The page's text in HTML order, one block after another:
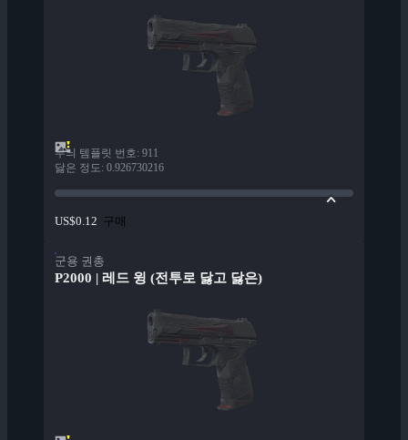
무늬 템플릿 번호: 911
닳은 정도: 0.926730216
US$0.12 구매
군용 권총
P2000 | 레드 윙 (전투로 닳고 닳은)